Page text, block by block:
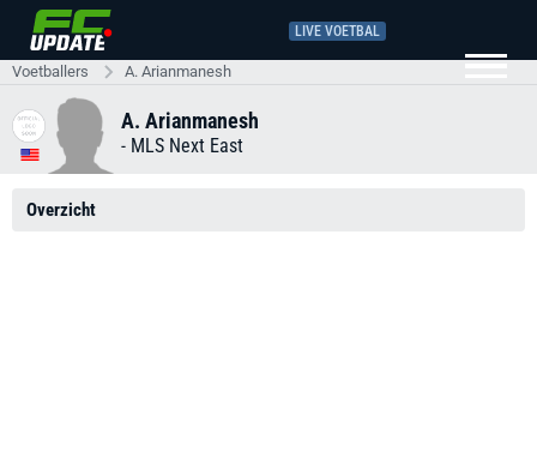
LIVE VOETBAL
Voetballers A. Arianmanesh
A. Arianmanesh
- MLS Next East
Overzicht